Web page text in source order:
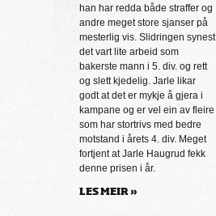
han har redda både straffer og
andre meget store sjanser på
mesterlig vis. Slidringen synest
det vart lite arbeid som
bakerste mann i 5. div. og rett
og slett kjedelig. Jarle likar
godt at det er mykje å gjera i
kampane og er vel ein av fleire
som har stortrivs med bedre
motstand i årets 4. div. Meget
fortjent at Jarle Haugrud fekk
denne prisen i år.
LES MEIR »